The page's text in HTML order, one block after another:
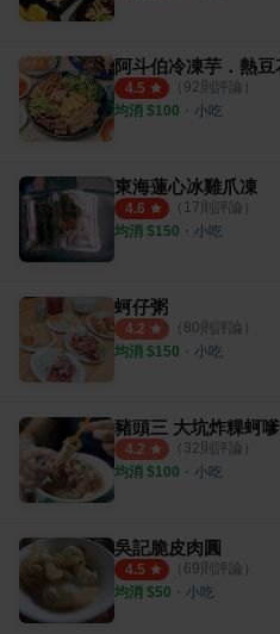
阿斗伯冷凍芋．熱豆
4.5 （ 92則評論）
均消 $100 ・ 小吃
東海蓮心冰雞爪凍
4.6 （ 17則評論）
均消 $150 ・ 小吃
蚵仔粥
4.2 （ 80則評論）
均消 $150 ・ 小吃
豬頭三 大坑炸粿蚵嗲
4.2 （ 32則評論）
均消 $100 ・ 小吃
吳記脆皮肉圓
4.5 （ 69則評論）
均消 $50 ・ 小吃